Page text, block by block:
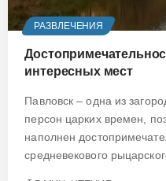
РАЗВЛЕЧЕНИЯ
интересных мест
Павловск – одна из
персон царких времен,
наполнен
средневекового